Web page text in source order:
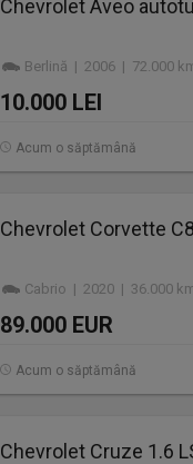
Chevrolet Aveo
Berlină | 2006 | 72.000
10.000 LEI
Acum o săptămână
Chevrolet Corvette
Cabrio | 2020 | 36.000
89.000 EUR
Acum o săptămână
Chevrolet Cruze 1.6